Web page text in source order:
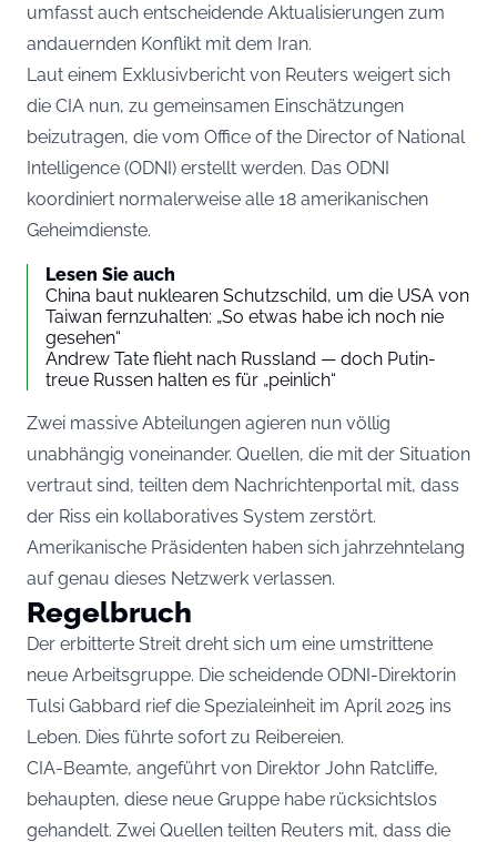
umfasst auch entscheidende Aktualisierungen zum
andauernden Konflikt mit dem Iran.
Laut einem Exklusivbericht von Reuters weigert sich
die CIA nun, zu gemeinsamen Einschätzungen
beizutragen, die vom Office of the Director of National
Intelligence (ODNI) erstellt werden. Das ODNI
koordiniert normalerweise alle 18 amerikanischen
Geheimdienste.
Lesen Sie auch
China baut nuklearen Schutzschild, um die USA von
Taiwan fernzuhalten: „So etwas habe ich noch nie
gesehen“
Andrew Tate flieht nach Russland — doch Putin-
treue Russen halten es für „peinlich“
Zwei massive Abteilungen agieren nun völlig
unabhängig voneinander. Quellen, die mit der Situation
vertraut sind, teilten dem Nachrichtenportal mit, dass
der Riss ein kollaboratives System zerstört.
Amerikanische Präsidenten haben sich jahrzehntelang
auf genau dieses Netzwerk verlassen.
Regelbruch
Der erbitterte Streit dreht sich um eine umstrittene
neue Arbeitsgruppe. Die scheidende ODNI-Direktorin
Tulsi Gabbard rief die Spezialeinheit im April 2025 ins
Leben. Dies führte sofort zu Reibereien.
CIA-Beamte, angeführt von Direktor John Ratcliffe,
behaupten, diese neue Gruppe habe rücksichtslos
gehandelt. Zwei Quellen teilten Reuters mit, dass die